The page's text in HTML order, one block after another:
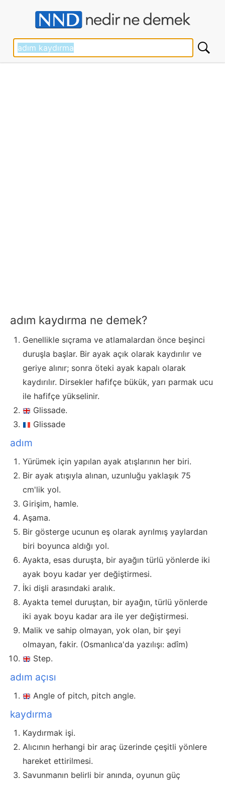
adım kaydırma ne demek?
Genellikle sıçrama ve atlamalardan önce beşinci
duruşla başlar. Bir ayak açık olarak kaydırılır ve
geriye alınır; sonra öteki ayak kapalı olarak
kaydırılır. Dirsekler hafifçe bükük, yarı parmak ucu
ile hafifçe yükselinir.
Glissade.
Glissade
adım
Yürümek için yapılan ayak atışlarının her biri.
Bir ayak atışıyla alınan, uzunluğu yaklaşık 75
cm'lik yol.
Girişim, hamle.
Aşama.
Bir gösterge ucunun eş olarak ayrılmış yaylardan
biri boyunca aldığı yol.
Ayakta, esas duruşta, bir ayağın türlü yönlerde iki
ayak boyu kadar yer değiştirmesi.
İki dişli arasındaki aralık.
Ayakta temel duruştan, bir ayağın, türlü yönlerde
iki ayak boyu kadar ara ile yer değiştirmesi.
Malik ve sahip olmayan, yok olan, bir şeyi
olmayan, fakir. (Osmanlıca'da yazılışı: adîm)
Step.
adım açısı
Angle of pitch, pitch angle.
kaydırma
Kaydırmak işi.
Alıcının herhangi bir araç üzerinde çeşitli yönlere
hareket ettirilmesi.
Savunmanın belirli bir anında, oyunun güç